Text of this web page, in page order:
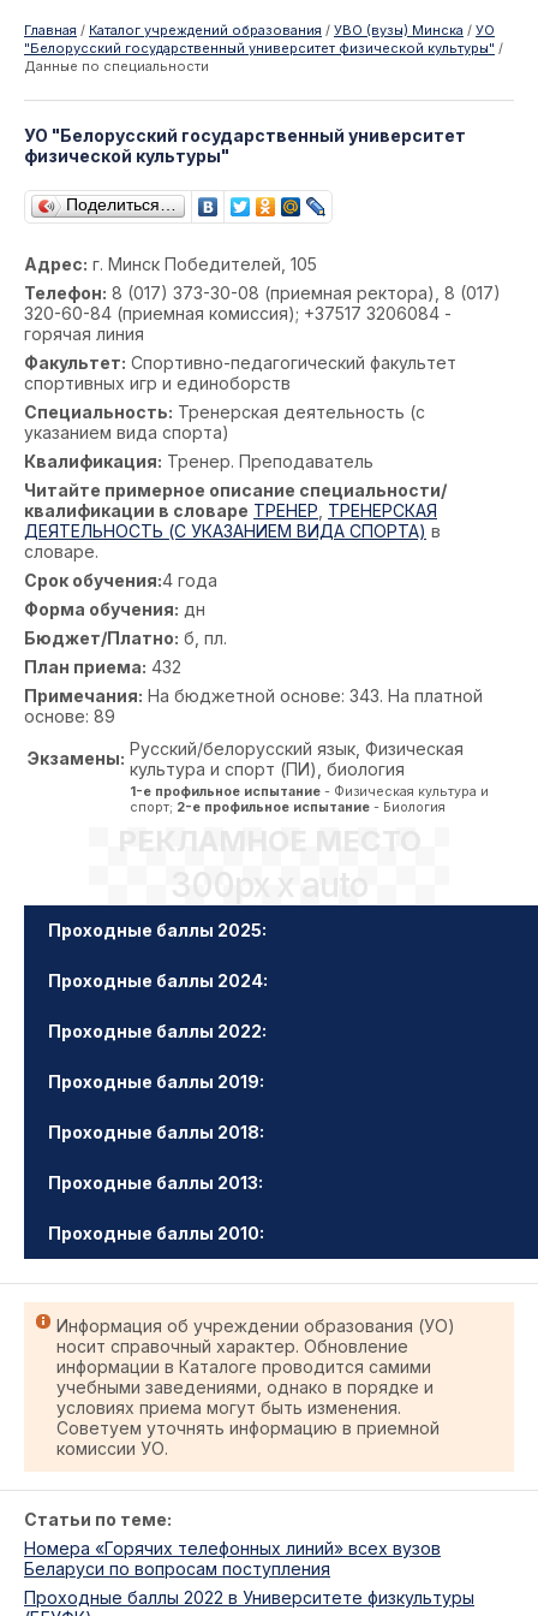
Главная / Каталог учреждений образования / УВО (вузы) Минска / УО
"Белорусский государственный университет физической культуры" /
Данные по специальности
УО "Белорусский государственный университет
физической культуры"
Поделиться…
Адрес: г. Минск Победителей, 105
Телефон: 8 (017) 373-30-08 (приемная ректора), 8 (017)
320-60-84 (приемная комиссия); +37517 3206084 -
горячая линия
Факультет: Спортивно-педагогический факультет
спортивных игр и единоборств
Специальность: Тренерская деятельность (с
указанием вида спорта)
Квалификация: Тренер. Преподаватель
Читайте примерное описание специальности/
квалификации в словаре ТРЕНЕР ТРЕНЕРСКАЯ
ДЕЯТЕЛЬНОСТЬ (С УКАЗАНИЕМ ВИДА СПОРТА) в
словаре.
Срок обучения:4 года
Форма обучения: дн
Бюджет/Платно: б, пл.
План приема: 432
Примечания: На бюджетной основе: 343. На платной
основе: 89
Экзамены: Русский/белорусский язык, Физическая
культура и спорт (ПИ), биология
1-е профильное испытание - Физическая культура и
спорт; 2-е профильное испытание - Биология
РЕКЛАМНОЕ МЕСТО
300px x auto
Проходные баллы 2025:
Проходные баллы 2024:
Проходные баллы 2022:
Проходные баллы 2019:
Проходные баллы 2018:
Проходные баллы 2013:
Проходные баллы 2010:
Информация об учреждении образования (УО)
носит справочный характер. Обновление
информации в Каталоге проводится самими
учебными заведениями, однако в порядке и
условиях приема могут быть изменения.
Советуем уточнять информацию в приемной
комиссии УО.
Статьи по теме:
Номера «Горячих телефонных линий» всех вузов
Беларуси по вопросам поступления
Проходные баллы 2022 в Университете физкультуры